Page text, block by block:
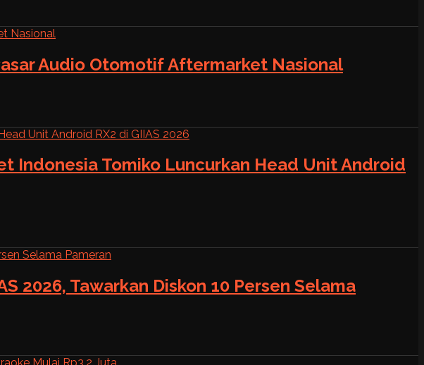
Audio Otomotif Aftermarket Nasional
Indonesia Tomiko Luncurkan Head Unit Android
2026, Tawarkan Diskon 10 Persen Selama